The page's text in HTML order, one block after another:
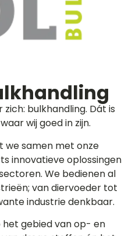
bulkhandling. Dát is
wij goed in zijn.
we samen met onze
innovatieve oplossingen
We bedienen al
van diervoeder tot
industrie denkbaar.
het gebied van op- en